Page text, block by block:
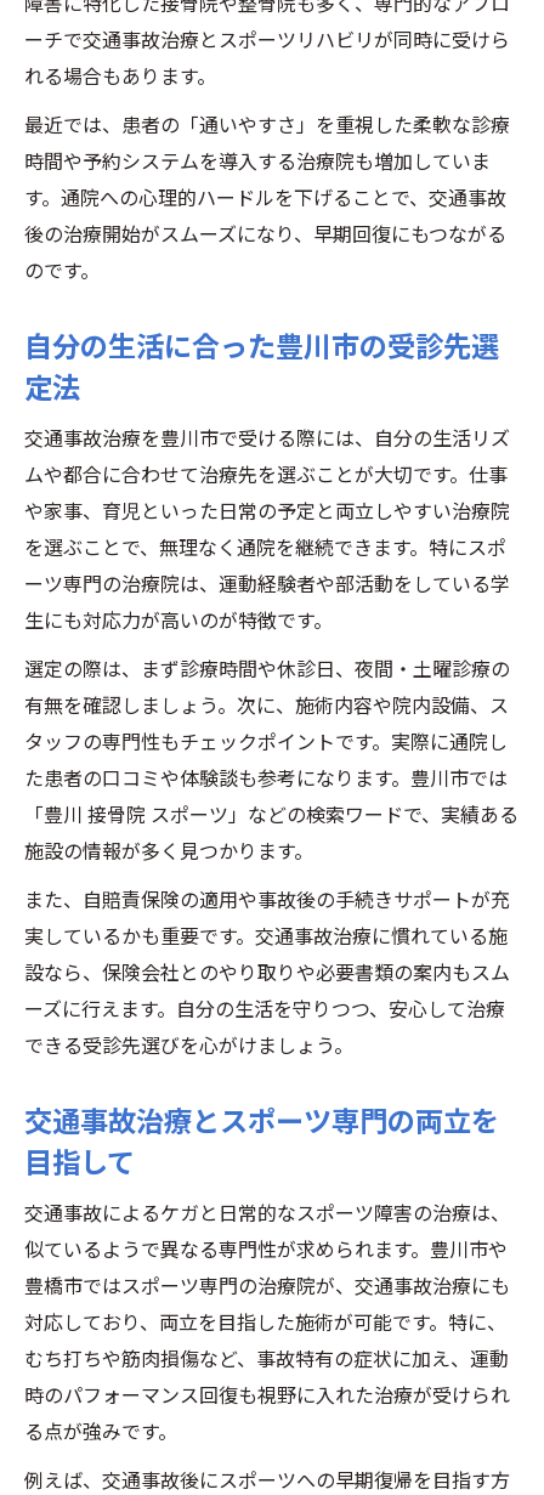
ーチで交通事故治療とスポーツリハビリが同時に受けら
れる場合もあります。
最近では、患者の「通いやすさ」を重視した柔軟な診療
時間や予約システムを導入する治療院も増加していま
す。通院への心理的ハードルを下げることで、交通事故
後の治療開始がスムーズになり、早期回復にもつながる
のです。
自分の生活に合った豊川市の受診先選
定法
交通事故治療を豊川市で受ける際には、自分の生活リズ
ムや都合に合わせて治療先を選ぶことが大切です。仕事
や家事、育児といった日常の予定と両立しやすい治療院
を選ぶことで、無理なく通院を継続できます。特にスポ
ーツ専門の治療院は、運動経験者や部活動をしている学
生にも対応力が高いのが特徴です。
選定の際は、まず診療時間や休診日、夜間・土曜診療の
有無を確認しましょう。次に、施術内容や院内設備、ス
タッフの専門性もチェックポイントです。実際に通院し
た患者の口コミや体験談も参考になります。豊川市では
「豊川 接骨院 スポーツ」などの検索ワードで、実績ある
施設の情報が多く見つかります。
また、自賠責保険の適用や事故後の手続きサポートが充
実しているかも重要です。交通事故治療に慣れている施
設なら、保険会社とのやり取りや必要書類の案内もスム
ーズに行えます。自分の生活を守りつつ、安心して治療
できる受診先選びを心がけましょう。
交通事故治療とスポーツ専門の両立を
目指して
交通事故によるケガと日常的なスポーツ障害の治療は、
似ているようで異なる専門性が求められます。豊川市や
豊橋市ではスポーツ専門の治療院が、交通事故治療にも
対応しており、両立を目指した施術が可能です。特に、
むち打ちや筋肉損傷など、事故特有の症状に加え、運動
時のパフォーマンス回復も視野に入れた治療が受けられ
る点が強みです。
例えば、交通事故後にスポーツへの早期復帰を目指す方